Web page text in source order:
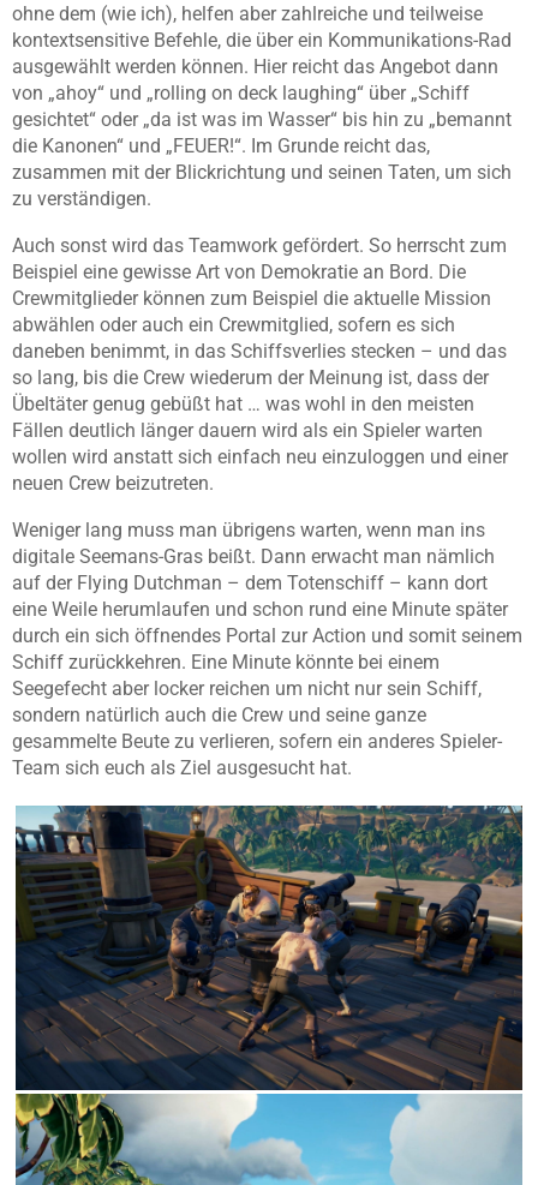
ohne dem (wie ich), helfen aber zahlreiche und teilweise
kontextsensitive Befehle, die über ein Kommunikations-Rad
ausgewählt werden können. Hier reicht das Angebot dann
von „ahoy“ und „rolling on deck laughing“ über „Schiff
gesichtet“ oder „da ist was im Wasser“ bis hin zu „bemannt
die Kanonen“ und „FEUER!“. Im Grunde reicht das,
zusammen mit der Blickrichtung und seinen Taten, um sich
zu verständigen.
Auch sonst wird das Teamwork gefördert. So herrscht zum
Beispiel eine gewisse Art von Demokratie an Bord. Die
Crewmitglieder können zum Beispiel die aktuelle Mission
abwählen oder auch ein Crewmitglied, sofern es sich
daneben benimmt, in das Schiffsverlies stecken – und das
so lang, bis die Crew wiederum der Meinung ist, dass der
Übeltäter genug gebüßt hat … was wohl in den meisten
Fällen deutlich länger dauern wird als ein Spieler warten
wollen wird anstatt sich einfach neu einzuloggen und einer
neuen Crew beizutreten.
Weniger lang muss man übrigens warten, wenn man ins
digitale Seemans-Gras beißt. Dann erwacht man nämlich
auf der Flying Dutchman – dem Totenschiff – kann dort
eine Weile herumlaufen und schon rund eine Minute später
durch ein sich öffnendes Portal zur Action und somit seinem
Schiff zurückkehren. Eine Minute könnte bei einem
Seegefecht aber locker reichen um nicht nur sein Schiff,
sondern natürlich auch die Crew und seine ganze
gesammelte Beute zu verlieren, sofern ein anderes Spieler-
Team sich euch als Ziel ausgesucht hat.